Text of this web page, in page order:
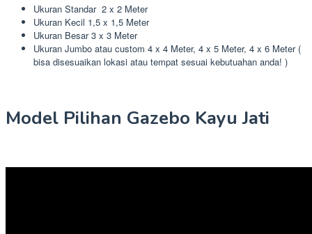
Ukuran Standar 2 x 2 Meter
Ukuran Kecil 1,5 x 1,5 Meter
Ukuran Besar 3 x 3 Meter
Ukuran Jumbo atau custom 4 x 4 Meter, 4 x 5 Meter, 4 x 6 Meter (
bisa disesuaikan lokasi atau tempat sesuai kebutuahan anda! )
Model Pilihan Gazebo Kayu Jati